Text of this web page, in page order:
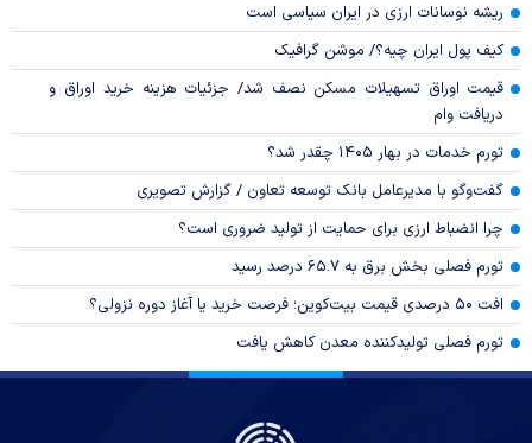
ریشه نوسانات ارزی در ایران سیاسی است
کیف پول ایران چیه؟/ موشن گرافیک
قیمت اوراق تسهیلات مسکن نصف شد/ جزئیات هزینه خرید اوراق و
دریافت وام
تورم خدمات در بهار ۱۴۰۵ چقدر شد؟
گفت‌وگو با مدیرعامل بانک توسعه تعاون / گزارش تصویری
چرا انضباط ارزی برای حمایت از تولید ضروری است؟
تورم فصلی بخش برق به ۶۵.۷ درصد رسید
افت ۵۰ درصدی قیمت بیت‌کوین؛ فرصت خرید یا آغاز دوره نزولی؟
تورم فصلی تولیدکننده معدن کاهش یافت